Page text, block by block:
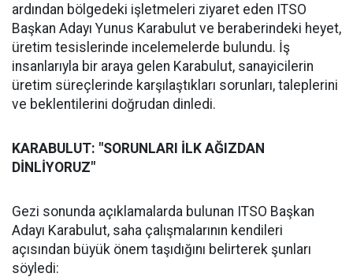
ardından bölgedeki işletmeleri ziyaret eden ITSO
Başkan Adayı Yunus Karabulut ve beraberindeki heyet,
üretim tesislerinde incelemelerde bulundu. İş
insanlarıyla bir araya gelen Karabulut, sanayicilerin
üretim süreçlerinde karşılaştıkları sorunları, taleplerini
ve beklentilerini doğrudan dinledi.
KARABULUT: "SORUNLARI İLK AĞIZDAN
DİNLİYORUZ"
Gezi sonunda açıklamalarda bulunan ITSO Başkan
Adayı Karabulut, saha çalışmalarının kendileri
açısından büyük önem taşıdığını belirterek şunları
söyledi: